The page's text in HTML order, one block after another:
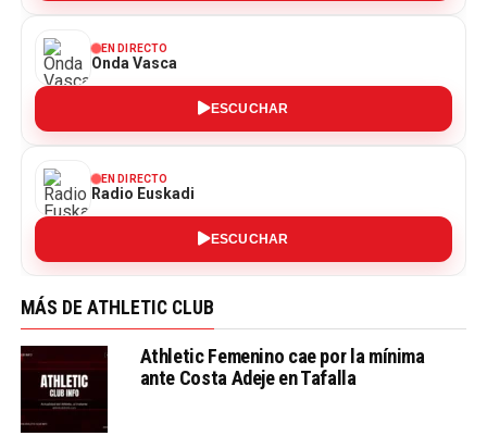
EN DIRECTO
Onda Vasca
ESCUCHAR
EN DIRECTO
Radio Euskadi
ESCUCHAR
MÁS DE ATHLETIC CLUB
Athletic Femenino cae por la mínima
ante Costa Adeje en Tafalla